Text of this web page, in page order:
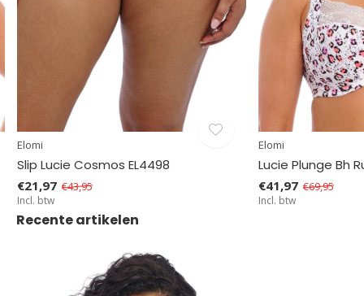
Elomi
Slip Lucie Cosmos EL4498
€21,97 €43,95
Incl. btw
Elomi
Lucie Plunge Bh
€41,97 €69,95
Incl. btw
Recente artikelen